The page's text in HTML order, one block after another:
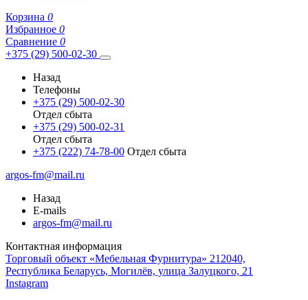
Корзина 0
Избранное 0
Сравнение 0
+375 (29) 500-02-30
Назад
Телефоны
+375 (29) 500-02-30
Отдел сбыта
+375 (29) 500-02-31
Отдел сбыта
+375 (222) 74-78-00 Отдел сбыта
argos-fm@mail.ru
Назад
E-mails
argos-fm@mail.ru
Контактная информация
Торговый объект «Мебельная Фурнитура» 212040,
Республика Беларусь, Могилёв, улица Залуцкого, 21
Instagram